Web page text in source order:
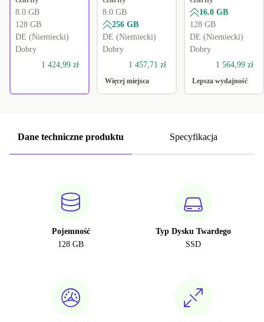
8.0 GB
128 GB
DE (Niemiecki)
Dobry
1 424,99 zł
8.0 GB
256 GB
DE (Niemiecki)
Dobry
1 457,71 zł
Więcej miejsca
16.0 GB
128 GB
DE (Niemiecki)
Dobry
1 564,99 zł
Lepsza wydajność
Dane techniczne produktu Specyfikacja
Pojemność
128 GB
Typ Dysku Twardego
SSD